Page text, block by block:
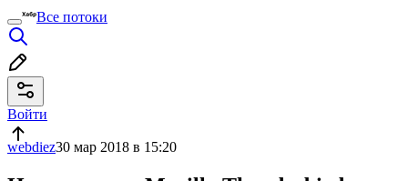
Все потоки
Войти
webdiez30 мар 2018 в 15:20